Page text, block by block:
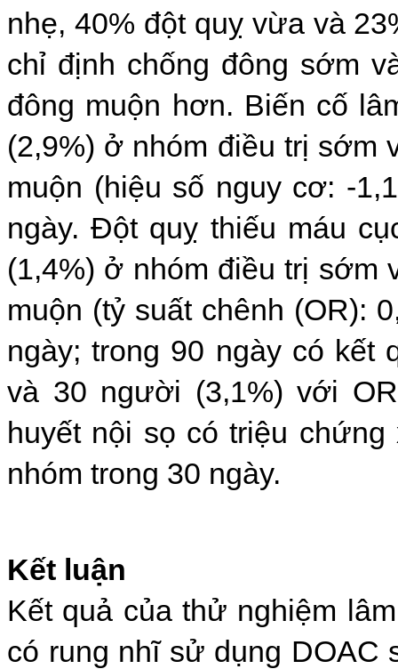
nhẹ, 40% đột quỵ vừa và
chỉ định chống đông sớm
đông muộn hơn. Biến cố
(2,9%) ở nhóm điều trị sớm
muộn (hiệu số nguy cơ: -
ngày. Đột quỵ thiếu máu
(1,4%) ở nhóm điều trị sớm
muộn (tỷ suất chênh (OR):
ngày; trong 90 ngày có
và 30 người (3,1%) với
huyết nội sọ có triệu
nhóm trong 30 ngày.
Kết luận
Kết quả của thử nghiệm
có rung nhĩ sử dụng DOAC